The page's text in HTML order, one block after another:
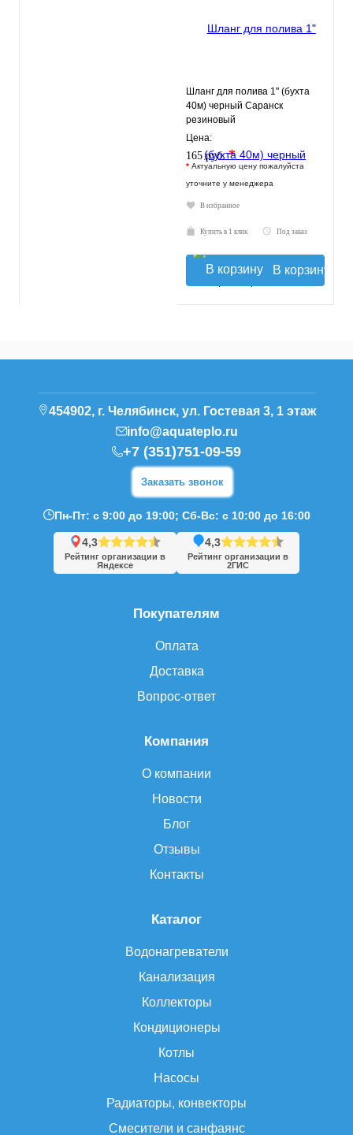
Шланг для полива 1" (бухта
40м) черный Саранск
резиновый
Цена:
165 руб.*
* Актуальную цену пожалуйста
уточните у менеджера
В избранное
Купить в 1 клик Под заказ
В корзину
Каталог
Водонагреватели
Канализация
Коллекторы
Кондиционеры
Котлы
Насосы
Радиаторы, конвекторы
Смесители и санфаянс
Компания
О компании
Новости
Блог
Отзывы
Контакты
Покупателям
Оплата
Доставка
Вопрос-ответ
454902, г. Челябинск, ул. Гостевая 3, 1 этаж
info@aquateplo.ru
+7 (351)751-09-59
Заказать звонок
Пн-Пт: с 9:00 до 19:00; Сб-Вс: с 10:00 до 16:00
4,3
Рейтинг организации в
Яндексе
4,3
Рейтинг организации в
2ГИС